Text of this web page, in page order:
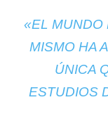
«EL MUNDO
MISMO HA
ÚNICA
ESTUDIOS